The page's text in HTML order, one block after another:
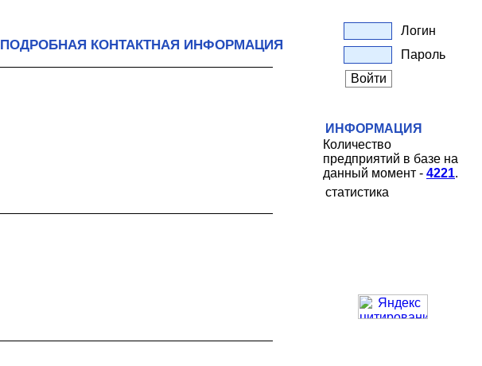
ПОДРОБНАЯ КОНТАКТНАЯ ИНФОРМАЦИЯ
Логин
Пароль
ИНФОРМАЦИЯ
Количество
предприятий в базе на
данный момент - 4221.
статистика